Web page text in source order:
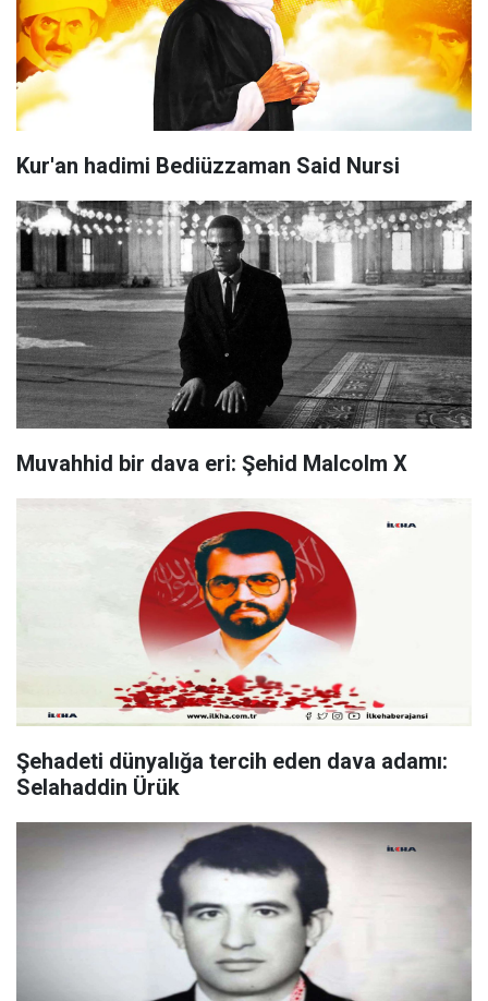
Kur'an hadimi Bediüzzaman Said Nursi
Muvahhid bir dava eri: Şehid Malcolm X
Şehadeti dünyalığa tercih eden dava adamı:
Selahaddin Ürük